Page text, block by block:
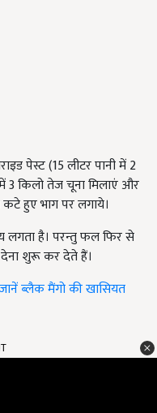
पेस्ट (15 लीटर पानी में 2
3 किलो तेज चूना मिलाएं और
हुए भाग पर लगाये।
लगता है। परन्तु फल फिर से
देना शुरू कर देते हैं।
ब्लैक मैंगो की खासियत